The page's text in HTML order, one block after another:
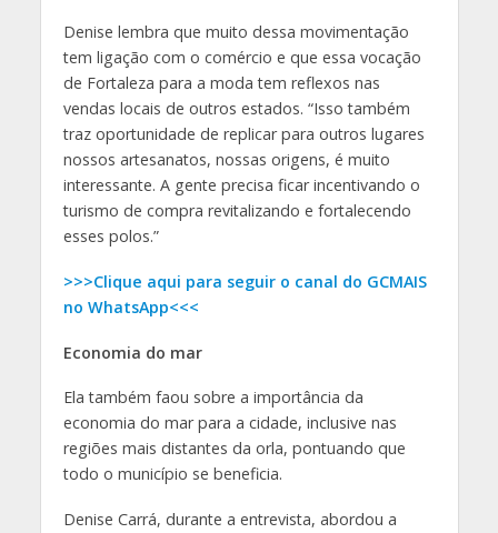
Denise lembra que muito dessa movimentação
tem ligação com o comércio e que essa vocação
de Fortaleza para a moda tem reflexos nas
vendas locais de outros estados. “Isso também
traz oportunidade de replicar para outros lugares
nossos artesanatos, nossas origens, é muito
interessante. A gente precisa ficar incentivando o
turismo de compra revitalizando e fortalecendo
esses polos.”
>>>Clique aqui para seguir o canal do GCMAIS
no WhatsApp<<<
Economia do mar
Ela também faou sobre a importância da
economia do mar para a cidade, inclusive nas
regiões mais distantes da orla, pontuando que
todo o município se beneficia.
Denise Carrá, durante a entrevista, abordou a